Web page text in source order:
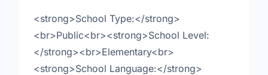
<strong>School Type:</strong>
<br>Public<br><strong>School Level:
</strong><br>Elementary<br>
<strong>School Language:</strong>